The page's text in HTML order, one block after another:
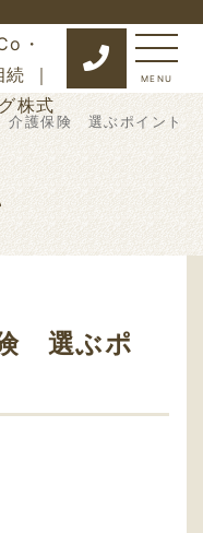
MENU
介護保険 選ぶポイント
険 選ぶポ